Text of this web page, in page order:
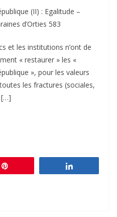
(II) : Egalitude –
d’Orties 583
et les institutions n’ont de
« restaurer » les «
», pour les valeurs
les fractures (sociales,
[…]